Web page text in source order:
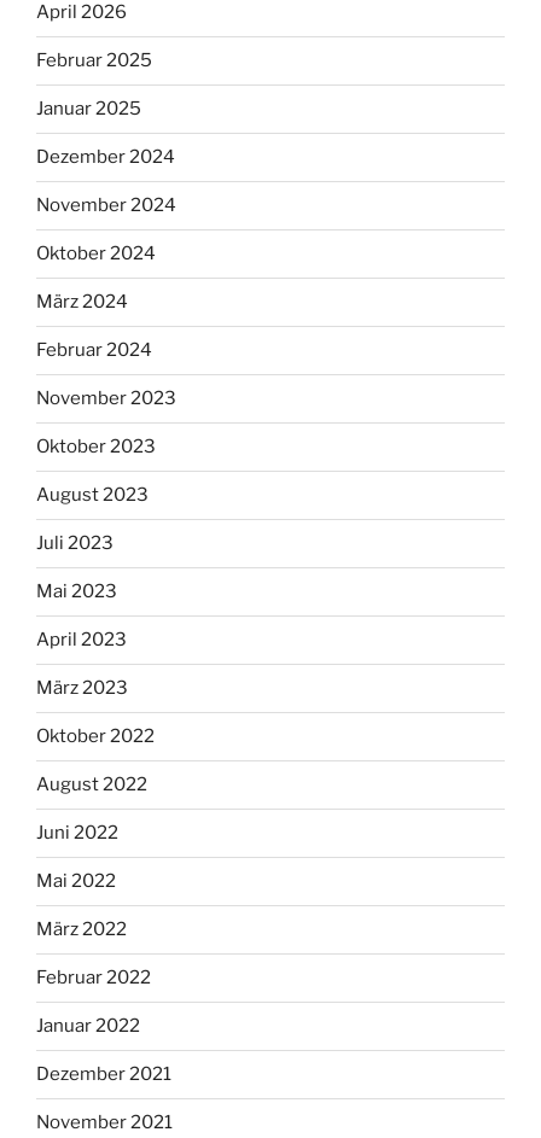
April 2026
Februar 2025
Januar 2025
Dezember 2024
November 2024
Oktober 2024
März 2024
Februar 2024
November 2023
Oktober 2023
August 2023
Juli 2023
Mai 2023
April 2023
März 2023
Oktober 2022
August 2022
Juni 2022
Mai 2022
März 2022
Februar 2022
Januar 2022
Dezember 2021
November 2021